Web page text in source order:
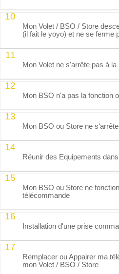
10
Mon Volet / BSO / Store
(il fait le yoyo) et ne se ferme
11
Mon Volet ne s'arrête pas à
12
Mon BSO n'a pas la fonction
13
Mon BSO ou Store ne
14
Réunir des Equipements
15
Mon BSO ou Store ne
télécommande
16
Installation d'une prise
17
Remplacer ou Appairer ma
mon Volet / BSO / Store